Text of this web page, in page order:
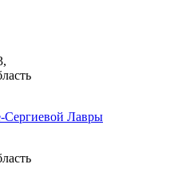
Сергиевой Лавры